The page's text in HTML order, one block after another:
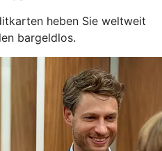
heben Sie weltweit
bargeldlos.